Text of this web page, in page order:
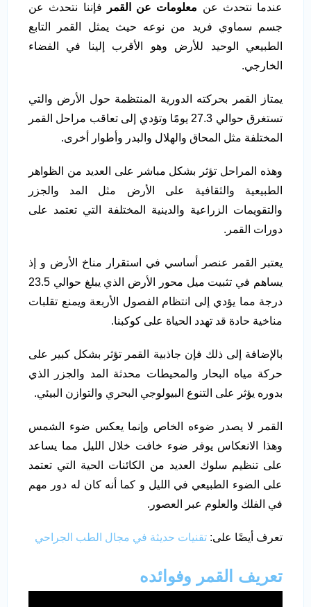
عندما نتحدث عن معلومات عن القمر
فإننا نتحدث عن
جسم سماوي فريد من نوعه حيث يمثل القمر التابع
الطبيعي الوحيد للأرض وهو الأقرب إلينا في الفضاء
الخارجي.
يمتاز القمر بحركته الدورية المنتظمة حول الأرض والتي
تستغرق حوالي 27.3 يومًا وتؤدي إلى تعاقب مراحل القمر
المختلفة مثل المحاق والهلال والبدر وأطوار أخرى.
وهذه المراحل تؤثر بشكل مباشر على العديد من الظواهر
الطبيعية والثقافية على الأرض مثل المد والجزر
والتقويمات الزراعية والدينية المختلفة التي تعتمد على
دورات القمر.
يعتبر القمر عنصر أساسي في استقرار مناخ الأرض و إذ
يساهم في تثبيت ميل محور الأرض الذي يبلغ حوالي 23.5
درجة مما يؤدي إلى انتظام الفصول الأربعة ويمنع تقلبات
مناخية حادة قد تهدد الحياة على كوكبنا.
بالإضافة إلى ذلك فإن جاذبية القمر تؤثر بشكل كبير على
حركة مياه البحار والمحيطات محدثة المد والجزر الذي
بدوره يؤثر على التنوع البيولوجي البحري والتوازن البيئي.
القمر لا يصدر ضوءه الخاص وإنما يعكس ضوء الشمس
وهذا الانعكاس يوفر ضوء خافت خلال الليل مما يساعد
على تنظيم سلوك العديد من الكائنات الحية التي تعتمد
على الضوء الطبيعي في الليل و كما أنه كان له دور مهم
في الفلك والعلوم عبر العصور.
تعرف أيضًا على: تقنيات حديثة في مجال الطب الجراحي
تعريف القمر وفوائده